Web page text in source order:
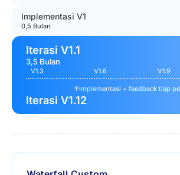
Implementasi V1
0,5 Bulan
Iterasi V1.1
3,5 Bulan
V1.3 V1.6 V1.9
↑implementasi + feedback tiap
Iterasi V1.12